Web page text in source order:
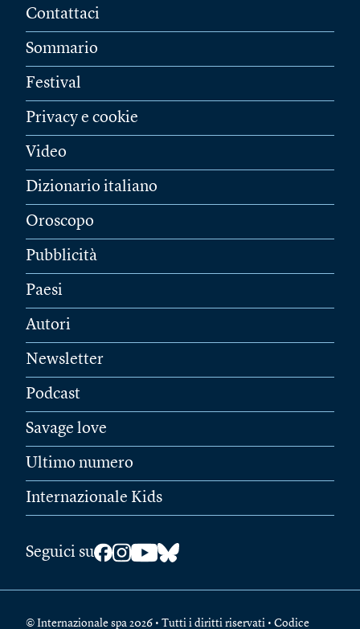
Contattaci
Sommario
Festival
Privacy e cookie
Video
Dizionario italiano
Oroscopo
Pubblicità
Paesi
Autori
Newsletter
Podcast
Savage love
Ultimo numero
Internazionale Kids
Seguici su
© Internazionale spa 2026 • Tutti i diritti riservati • Codice